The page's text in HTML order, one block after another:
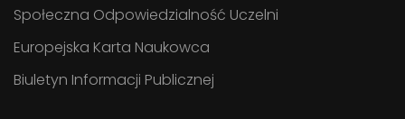
Społeczna Odpowiedzialność Uczelni
Europejska Karta Naukowca
Biuletyn Informacji Publicznej